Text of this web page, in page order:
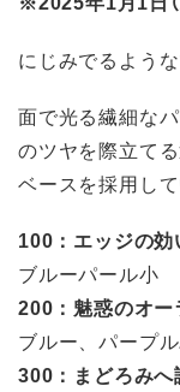
にじみでるよう
面で光る繊細な
のツヤを際立て
ベースを採用して
100：エッジの
ブルーパール小
200：魅惑のオ
ブルー、パープ
300：まどろみ